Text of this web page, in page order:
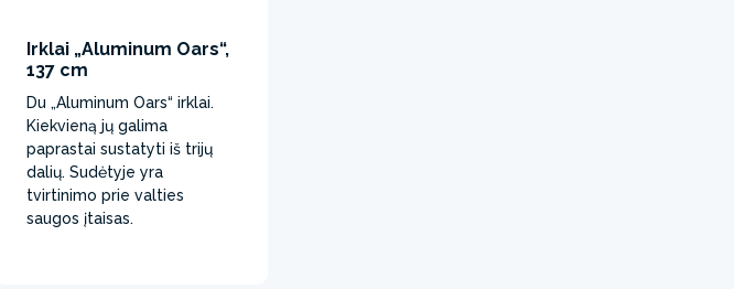
Irklai „Aluminum Oars“,
137 cm
Du „Aluminum Oars“ irklai.
Kiekvieną jų galima
paprastai sustatyti iš trijų
dalių. Sudėtyje yra
tvirtinimo prie valties
saugos įtaisas.